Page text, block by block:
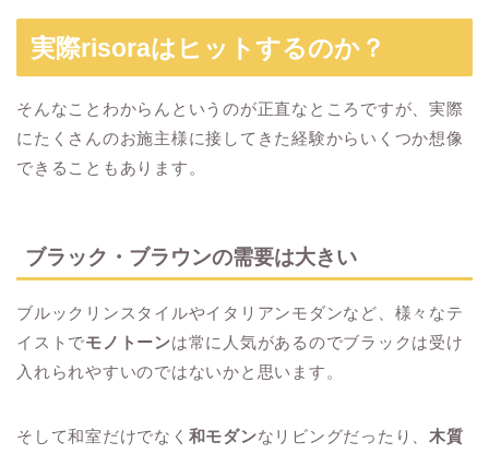
実際risoraはヒットするのか？
そんなことわからんというのが正直なところですが、実際
にたくさんのお施主様に接してきた経験からいくつか想像
できることもあります。
ブラック・ブラウンの需要は大きい
ブルックリンスタイルやイタリアンモダンなど、様々なテ
イストでモノトーンは常に人気があるのでブラックは受け
入れられやすいのではないかと思います。
そして和室だけでなく 和モダンなリビングだったり、木質